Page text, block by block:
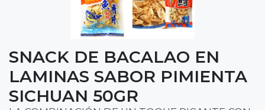
SNACK DE BACALAO EN
LAMINAS SABOR PIMIENTA
SICHUAN 50GR